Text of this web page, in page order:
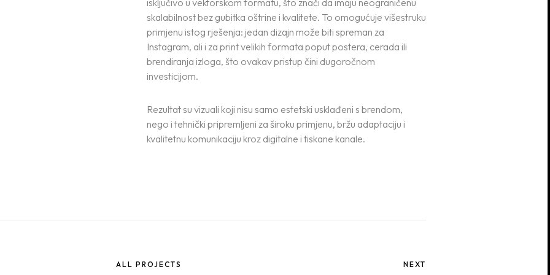
isključivo u vektorskom formatu, što znači da imaju neograničenu
skalabilnost bez gubitka oštrine i kvalitete. To omogućuje višestruku
primjenu istog rješenja: jedan dizajn može biti spreman za
Instagram, ali i za print velikih formata poput postera, cerada ili
brendiranja izloga, što ovakav pristup čini dugoročnom
investicijom.
Rezultat su vizuali koji nisu samo estetski usklađeni s brendom,
nego i tehnički pripremljeni za široku primjenu, bržu adaptaciju i
kvalitetnu komunikaciju kroz digitalne i tiskane kanale.
ALL PROJECTS NEXT